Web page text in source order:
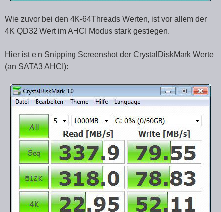
Wie zuvor bei den 4K-64Threads Werten, ist vor allem der
4K QD32 Wert im AHCI Modus stark gestiegen.
Hier ist ein Snipping Screenshot der CrystalDiskMark Werte
(an SATA3 AHCI):